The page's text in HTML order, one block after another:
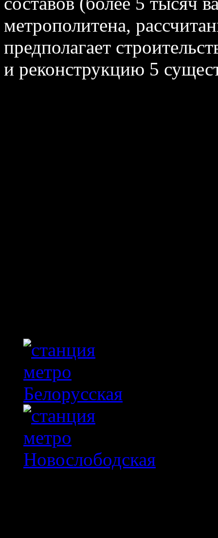
метрополитена,
предполагает
и реконструкцию 5